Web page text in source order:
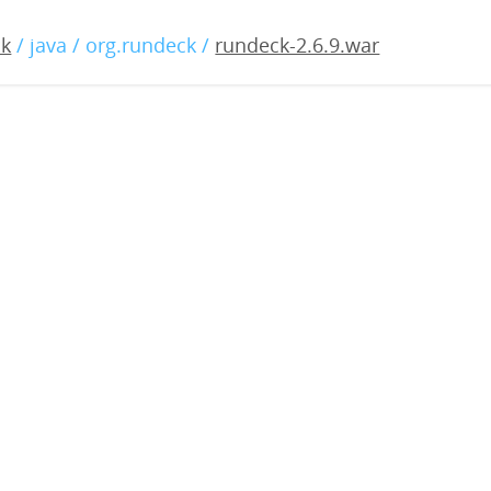
/ java / org.rundeck / rundeck-2.6.9.war